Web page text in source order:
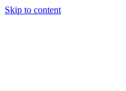
Skip to content